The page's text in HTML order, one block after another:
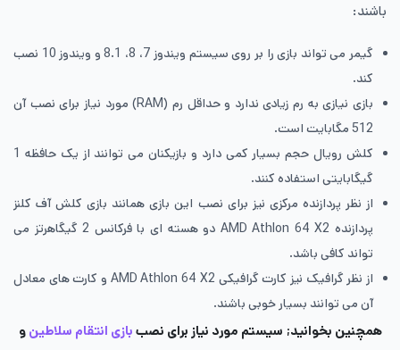
باشند:
گیمر می تواند بازی را بر روی سیستم ویندوز 7، 8، 8.1 و ویندوز 10 نصب
کند.
بازی نیازی به رم زیادی ندارد و حداقل رم (RAM) مورد نیاز برای نصب آن
512 مگابایت است.
کلش رویال حجم بسیار کمی دارد و بازیکنان می توانند از یک حافظه 1
گیگابایتی استفاده کنند.
از نظر پردازنده مرکزی نیز برای نصب این بازی همانند بازی کلش آف کلنز
پردازنده AMD Athlon 64 X2 دو هسته ای با فرکانس 2 گیگاهرتز می
تواند کافی باشد.
از نظر گرافیک نیز کارت گرافیکی AMD Athlon 64 X2 و کارت های معادل
آن می توانند بسیار خوبی باشند.
همچنین بخوانید; سیستم مورد نیاز برای نصببازی انتقام سلاطینو